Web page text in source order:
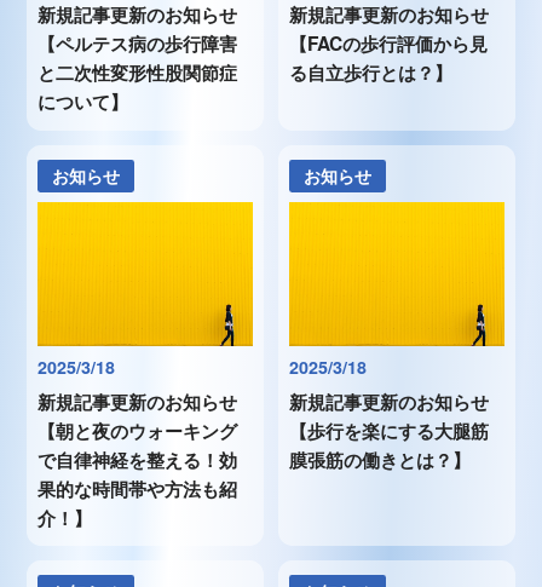
新規記事更新のお知らせ
【ペルテス病の歩行障害
と二次性変形性股関節症
について】
新規記事更新のお知らせ
【FACの歩行評価から見
る自立歩行とは？】
お知らせ
2025/3/18
新規記事更新のお知らせ
【朝と夜のウォーキング
で自律神経を整える！効
果的な時間帯や方法も紹
介！】
お知らせ
2025/3/18
新規記事更新のお知らせ
【歩行を楽にする大腿筋
膜張筋の働きとは？】